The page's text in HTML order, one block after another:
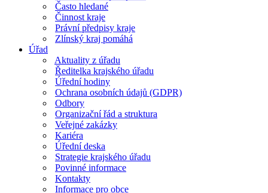
Často hledané
Činnost kraje
Právní předpisy kraje
Zlínský kraj pomáhá
Úřad
Aktuality z úřadu
Ředitelka krajského úřadu
Úřední hodiny
Ochrana osobních údajů (GDPR)
Odbory
Organizační řád a struktura
Veřejné zakázky
Kariéra
Úřední deska
Strategie krajského úřadu
Povinné informace
Kontakty
Informace pro obce